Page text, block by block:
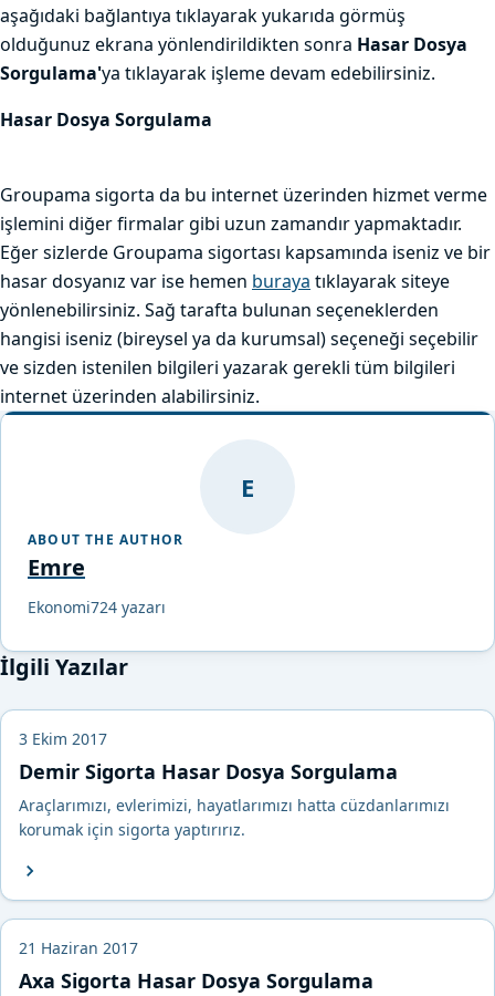
aşağıdaki bağlantıya tıklayarak yukarıda görmüş
olduğunuz ekrana yönlendirildikten sonra Hasar Dosya
Sorgulama'ya tıklayarak işleme devam edebilirsiniz.
Hasar Dosya Sorgulama
Groupama sigorta da bu internet üzerinden hizmet verme
işlemini diğer firmalar gibi uzun zamandır yapmaktadır.
Eğer sizlerde Groupama sigortası kapsamında iseniz ve bir
hasar dosyanız var ise hemen buraya tıklayarak siteye
yönlenebilirsiniz. Sağ tarafta bulunan seçeneklerden
hangisi iseniz (bireysel ya da kurumsal) seçeneği seçebilir
ve sizden istenilen bilgileri yazarak gerekli tüm bilgileri
internet üzerinden alabilirsiniz.
E
ABOUT THE AUTHOR
Emre
Ekonomi724 yazarı
İlgili Yazılar
3 Ekim 2017
Demir Sigorta Hasar Dosya Sorgulama
Araçlarımızı, evlerimizi, hayatlarımızı hatta cüzdanlarımızı
korumak için sigorta yaptırırız.
21 Haziran 2017
Axa Sigorta Hasar Dosya Sorgulama